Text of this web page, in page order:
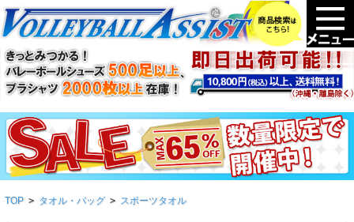
TOP > タオル・バッグ > スポーツタオル